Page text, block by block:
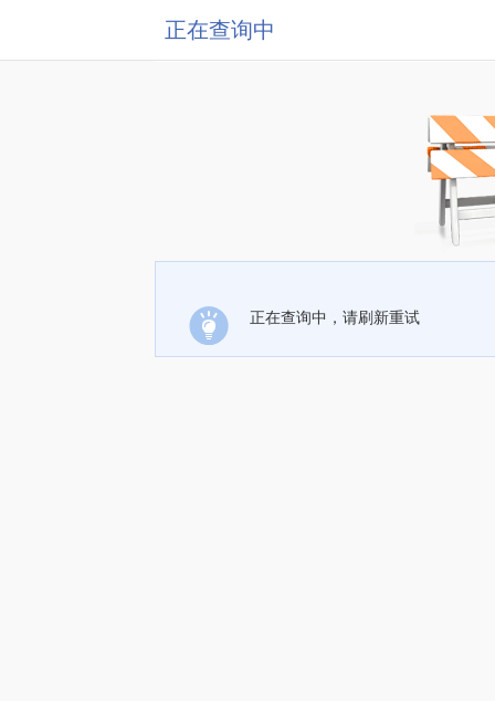
正在查询中
正在查询中，请刷新重试